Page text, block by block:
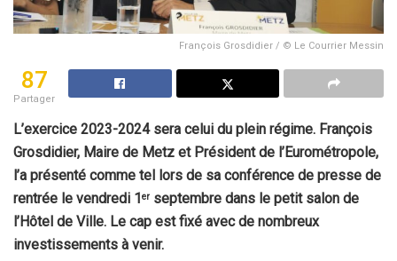
François Grosdidier / © Le Courrier Messin
87
Partager
L’exercice 2023-2024 sera celui du plein régime. François
Grosdidier, Maire de Metz et Président de l’Eurométropole,
l’a présenté comme tel lors de sa conférence de presse de
rentrée le vendredi 1 er septembre dans le petit salon de
l’Hôtel de Ville. Le cap est fixé avec de nombreux
investissements à venir.